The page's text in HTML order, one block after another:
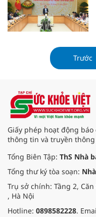
Trước
Giấy phép hoạt động báo
thông tin và truyền thông
Tổng Biên Tập: ThS Nhà
Tổng thư ký tòa soạn:
Trụ sở chính: Tầng 2,
, Hà Nội
Hotline: 0898582228.